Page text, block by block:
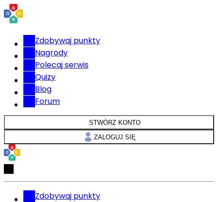
Zdobywaj punkty
Nagrody
Polecaj serwis
Quizy
Blog
Forum
STWÓRZ KONTO
ZALOGUJ SIĘ
Zdobywaj punkty